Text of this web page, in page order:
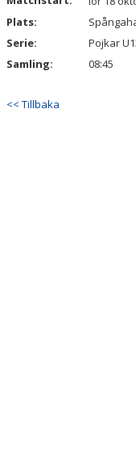
Plats:
Serie:
Pojkar
Samling:
08:45
<< Tillbaka